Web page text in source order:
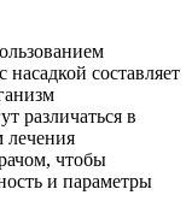
составляет
различаться в
лечения
чтобы
и параметры